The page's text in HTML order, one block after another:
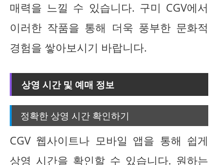
매력을 느낄 수 있습니다. 구미 CGV에서
이러한 작품을 통해 더욱 풍부한 문화적
경험을 쌓아보시기 바랍니다.
상영 시간 및 예매 정보
정확한 상영 시간 확인하기
CGV 웹사이트나 모바일 앱을 통해 쉽게
상영 시간을 확인할 수 있습니다. 원하는